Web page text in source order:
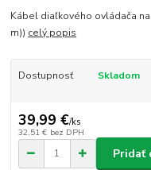
Kábel diaľkového ovládača
m)) celý popis
Dostupnosť Skladom
39,99 €/ks
32,51 € bez DPH
Pridať